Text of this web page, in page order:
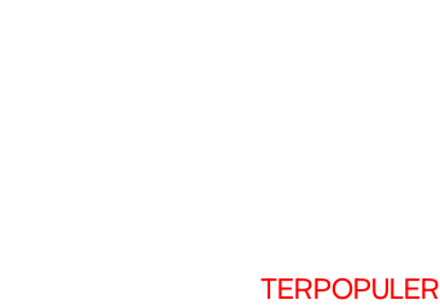
TERPOPULER